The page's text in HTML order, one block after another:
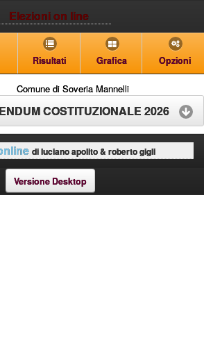
Elezioni on line
Risultati Grafica Opzioni
Comune di Soveria Mannelli
COSTITUZIONALE 2026
di luciano apolito & roberto gigli
Versione Desktop